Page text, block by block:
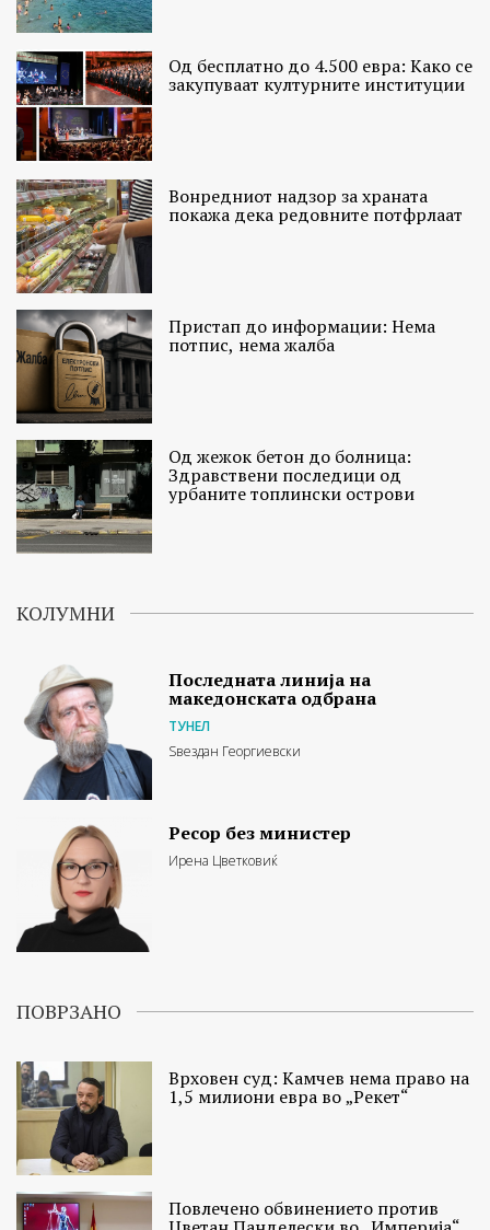
Од бесплатно до 4.500 евра: Како се
закупуваат културните институции
Вонредниот надзор за храната
покажа дека редовните потфрлаат
Пристап до информации: Нема
потпис, нема жалба
Од жежок бетон до болница:
Здравствени последици од
урбаните топлински острови
КОЛУМНИ
Последната линија на
македонската одбрана
ТУНЕЛ
Ѕвездан Георгиевски
Ресор без министер
Ирена Цветковиќ
ПОВРЗАНО
Врховен суд: Камчев нема право на
1,5 милиони евра во „Рекет“
Повлечено обвинението против